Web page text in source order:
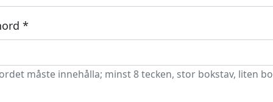
*
måste innehålla; minst 8 tecken, stor bokstav, liten